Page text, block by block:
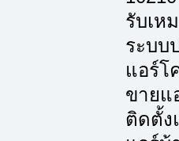
รับเห
ระบบ
แอร์โ
ขายแ
ติดตั้ง